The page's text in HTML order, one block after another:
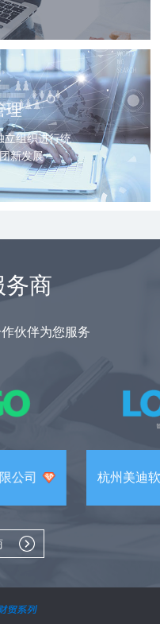
理
立组织进行统
新发展
务商
伙伴为您服务
公司 杭州美迪